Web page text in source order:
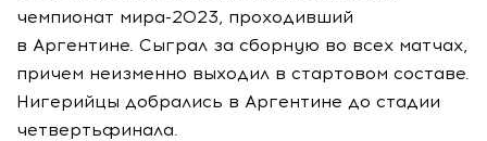
чемпионат мира-2023, проходивший
в Аргентине. Сыграл за сборную во всех матчах,
причем неизменно выходил в стартовом составе.
Нигерийцы добрались в Аргентине до стадии
четвертьфинала.